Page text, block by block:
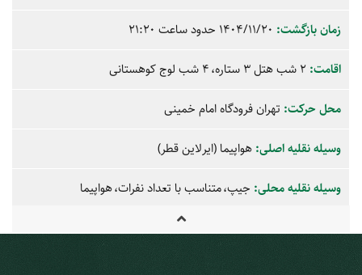
زمان بازگشت: 1404/11/20 حدود ساعت 21:20
اقامت: 2 شب هتل 3 ستاره 4 شب لوج کوهستانی
محل حرکت: تهران فرودگاه امام خمینی
وسیله نقلیه اصلی: هواپیما (ایرلاین قطر)
وسیله نقلیه محلی: جیپ متناسب با تعداد نفرات هواپیما